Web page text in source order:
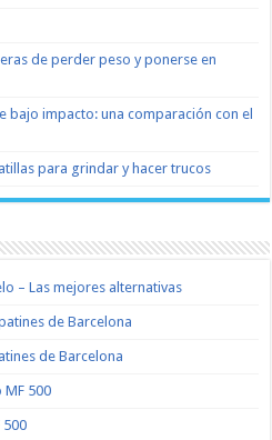
de perder peso y ponerse en
bajo impacto: una comparación con el
para grindar y hacer trucos
– Las mejores alternativas
de Barcelona
de Barcelona
MF 500
500